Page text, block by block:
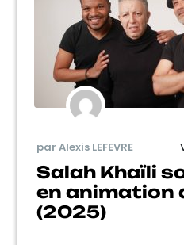
par Alexis LEFEVRE
Salah Khaïli
en animation
(2025)